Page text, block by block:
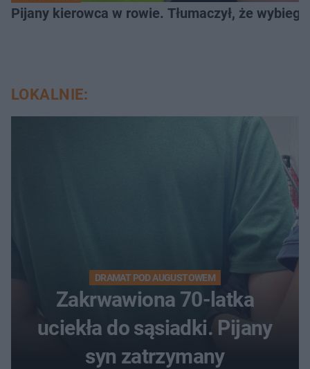
Pijany kierowca w rowie. Tłumaczył, że
LOKALNIE:
DRAMAT POD AUGUSTOWEM
Zakrwawiona 70-latka
uciekła do sąsiadki. Pijany
syn zatrzymany